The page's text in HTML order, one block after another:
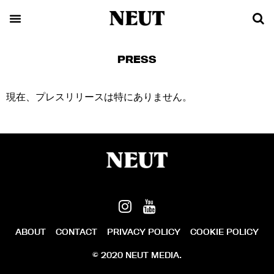
PRESS
現在、プレスリリースは特にありません。
ABOUT CONTACT PRIVACY POLICY COOKIE POLICY
© 2020 NEUT MEDIA.